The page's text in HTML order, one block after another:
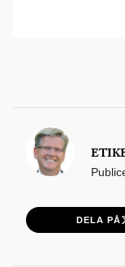
DELA PÅ